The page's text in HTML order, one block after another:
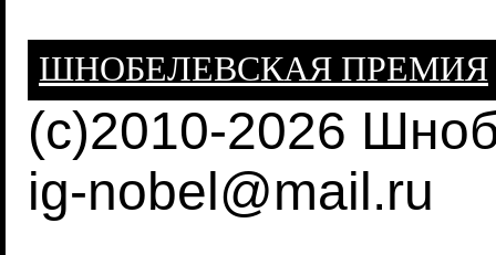
ШНОБЕЛЕВСКАЯ ПРЕМИЯ
(c)2010-2026
ig-nobel@mail.ru